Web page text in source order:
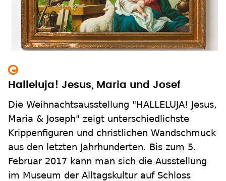
Halleluja! Jesus, Maria und Josef
Die Weihnachtsausstellung "HALLELUJA! Jesus,
Maria & Joseph" zeigt unterschiedlichste
Krippenfiguren und christlichen Wandschmuck
aus den letzten Jahrhunderten. Bis zum 5.
Februar 2017 kann man sich die Ausstellung
im Museum der Alltagskultur auf Schloss